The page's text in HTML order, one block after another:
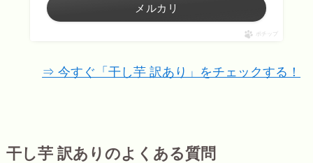
メルカリ
ポチップ
⇒ 今すぐ「干し芋 訳あり」をチェックする！
干し芋 訳ありのよくある質問